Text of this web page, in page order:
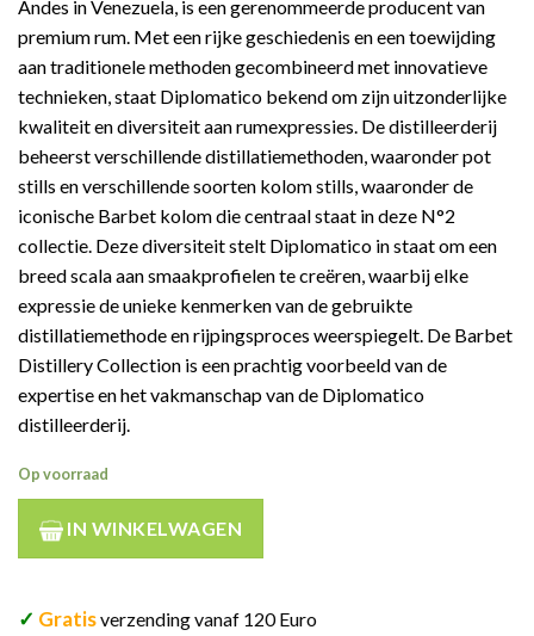
Andes in Venezuela, is een gerenommeerde producent van
premium rum. Met een rijke geschiedenis en een toewijding
aan traditionele methoden gecombineerd met innovatieve
technieken, staat Diplomatico bekend om zijn uitzonderlijke
kwaliteit en diversiteit aan rumexpressies. De distilleerderij
beheerst verschillende distillatiemethoden, waaronder pot
stills en verschillende soorten kolom stills, waaronder de
iconische Barbet kolom die centraal staat in deze N°2
collectie. Deze diversiteit stelt Diplomatico in staat om een
breed scala aan smaakprofielen te creëren, waarbij elke
expressie de unieke kenmerken van de gebruikte
distillatiemethode en rijpingsproces weerspiegelt. De Barbet
Distillery Collection is een prachtig voorbeeld van de
expertise en het vakmanschap van de Diplomatico
distilleerderij.
Op voorraad
IN WINKELWAGEN
✓ Gratisverzending vanaf 120 Euro